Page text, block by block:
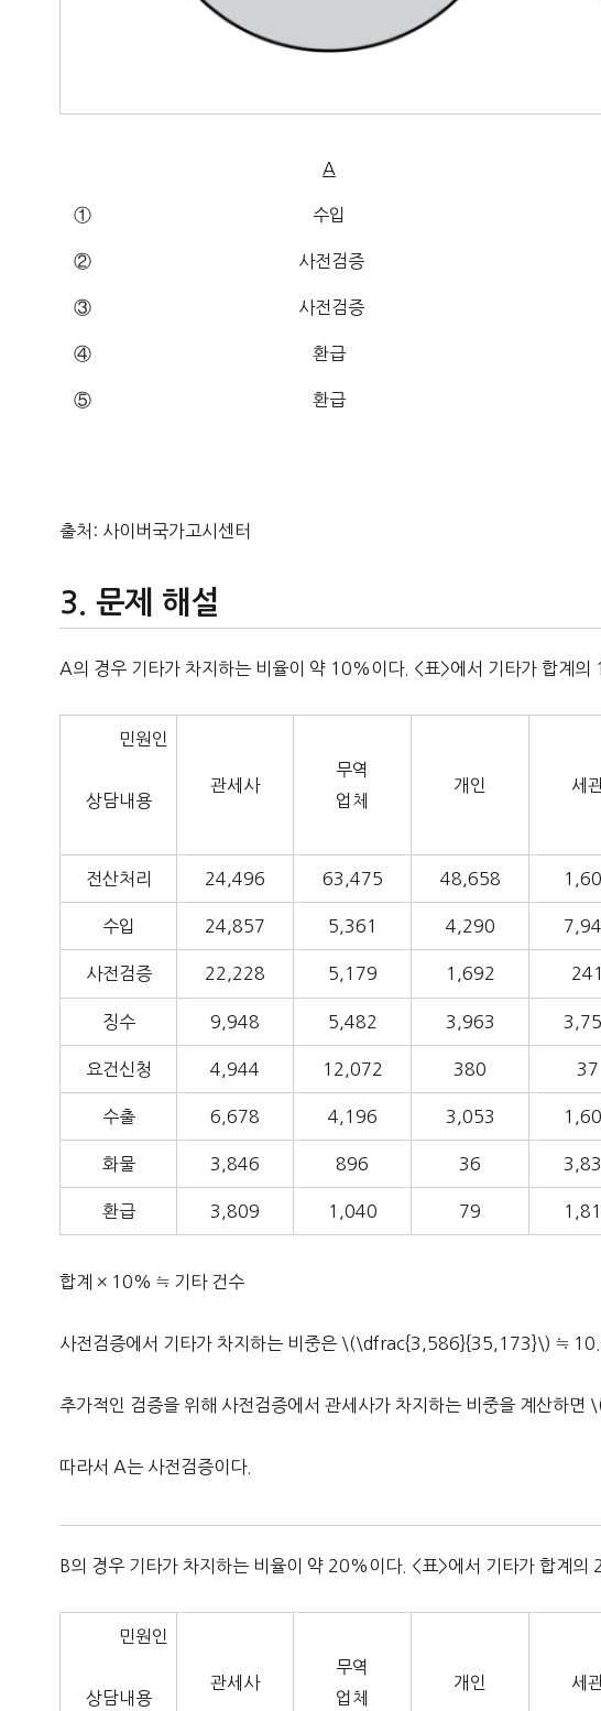
A
① 수입
② 사전검증
③ 사전검증
④ 환급
⑤ 환급
출처: 사이버국가고시센터
문제 해설
A의 경우 기타가 차지하는 비율이 약 10%이다. <표>에서 기타가 합계의
민원인
상담내용
관세사
무역
업체
개인 세
전산처리 24,496 63,475 48,658
수입 24,857 5,361 4,290
사전검증 22,228 5,179 1,692 241
징수 9,948 5,482 3,963
요건신청 4,944 12,072 380 37
수출 6,678 4,196 3,053
화물 3,846 896 36
환급 3,809 1,040 79
합계 × 10% ≒ 기타 건수
사전검증에서 기타가 차지하는 비중은 \(\dfrac{3,586}{35,173}\) ≒
추가적인 검증을 위해 사전검증에서 관세사가 차지하는 비중을 계산
따라서 A는 사전검증이다.
B의 경우 기타가 차지하는 비율이 약 20%이다. <표>에서 기타가 합계의
민원인
상담내용
관세사
무역
업체
개인 세